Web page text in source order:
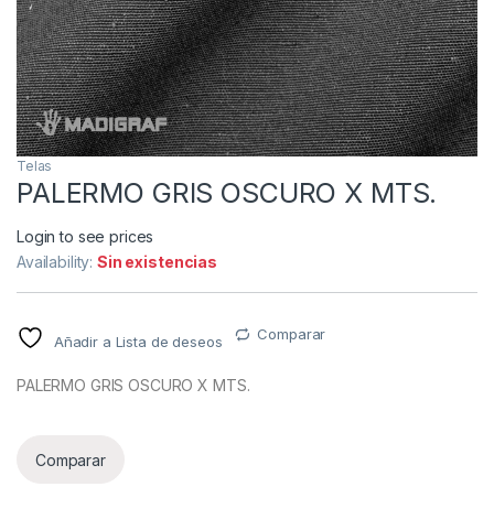
Telas
PALERMO GRIS OSCURO X MTS.
Login to see prices
Availability:Sin existencias
Añadir a Lista de deseos Comparar
PALERMO GRIS OSCURO X MTS.
Comparar